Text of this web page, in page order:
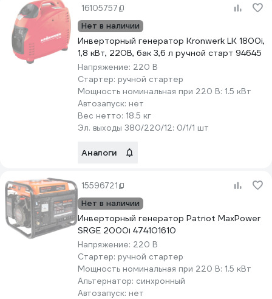
16105757
Нет в наличии
Инверторный генератор Kronwerk LK 1800i,
1,8 кВт, 220В, бак 3,6 л ручной старт 94645
Напряжение: 220 В
Стартер: ручной стартер
Мощность номинальная при 220 В: 1.5 кВт
Автозапуск: нет
Вес нетто: 18.5 кг
Эл. выходы 380/220/12: 0/1/1 шт
Аналоги
15596721
Нет в наличии
Инверторный генератор Patriot MaxPower
SRGE 2000i 474101610
Напряжение: 220 В
Стартер: ручной стартер
Мощность номинальная при 220 В: 1.5 кВт
Альтернатор: синхронный
Автозапуск: нет